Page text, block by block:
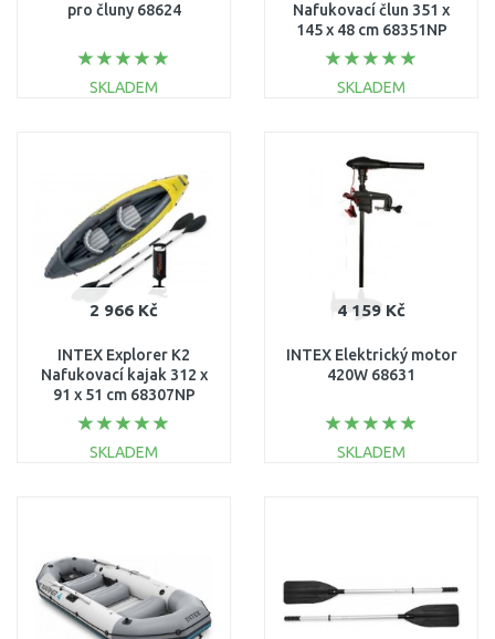
pro čluny 68624
SKLADEM
Porovnat
Nafukovací člun 351 x
145 x 48 cm 68351NP
SKLADEM
Porovnat
2 966 Kč
INTEX Explorer K2
Nafukovací kajak 312 x
91 x 51 cm 68307NP
SKLADEM
4 159 Kč
INTEX Elektrický motor
420W 68631
SKLADEM